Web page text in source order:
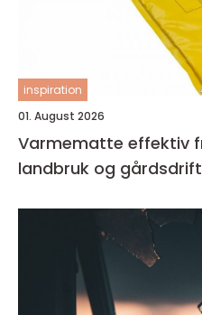
inspiration
01. August 2026
Varmematte effektiv frostbeskyttelse for
landbruk og gårdsdrift